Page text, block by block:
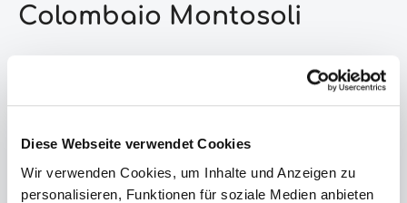
Diese Webseite verwendet Cookies
Wir verwenden Cookies, um Inhalte und Anzeigen zu
personalisieren, Funktionen für soziale Medien anbieten
Colombaio Montosoli